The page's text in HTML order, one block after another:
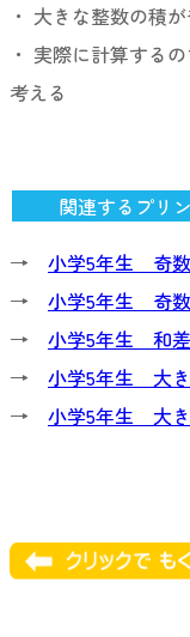
・ 大きな整数の積
・ 実際に計算する
考える
関連するプリ
→ 小学5年生 奇
→ 小学5年生 奇
→ 小学5年生 和
→ 小学5年生 大
→ 小学5年生 大